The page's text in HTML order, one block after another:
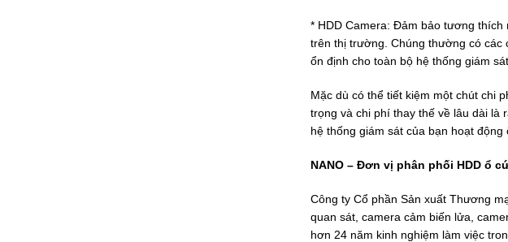
* HDD Camera: Đảm bảo tương thích
trên thị trường. Chúng thường có các
ổn định cho toàn bộ hệ thống giám sát.
Mặc dù có thể tiết kiệm một chút chi
trọng và chi phí thay thế về lâu dài là
hệ thống giám sát của bạn hoạt động
NANO – Đơn vị phân phối HDD ổ
Công ty Cổ phần Sản xuất Thương
quan sát, camera cảm biến lửa,
hơn 24 năm kinh nghiệm làm việc